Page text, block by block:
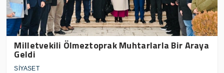
Milletvekili Ölmeztoprak Muhtarlarla Bir Araya
Geldi
SİYASET